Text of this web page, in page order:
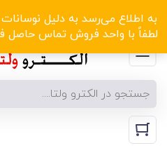
به اطلاع می‌رسد به دلیل
لطفاً با واحد فروش تماس حاصل
الکترو ولتا با تخفیف‌های